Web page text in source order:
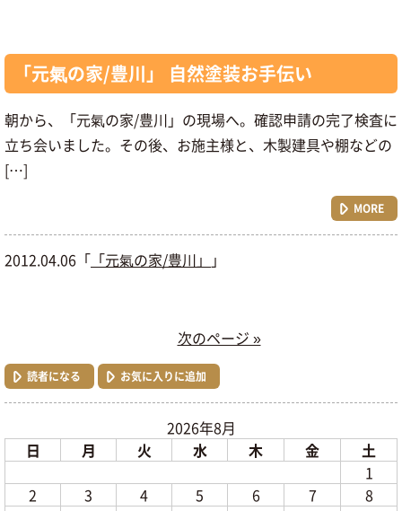
「元氣の家/豊川」 自然塗装お手伝い
朝から、「元氣の家/豊川」の現場へ。確認申請の完了検査に
立ち会いました。その後、お施主様と、木製建具や棚などの
[…]
MORE
2012.04.06「 「元氣の家/豊川」 」
次のページ »
読者になる お気に入りに追加
2026年8月
日
月 火 水 木 金
土
1
2
3 4 5 6 7
8